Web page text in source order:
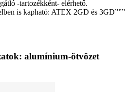
-tartozékként- elérhető.
is kapható: ATEX 2GD és 3GD”””
alumínium-ötvözet